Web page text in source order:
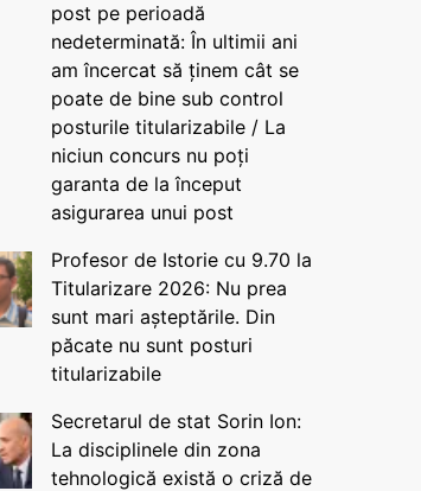
post pe perioadă
nedeterminată: În ultimii ani
am încercat să ținem cât se
poate de bine sub control
posturile titularizabile / La
niciun concurs nu poți
garanta de la început
asigurarea unui post
Profesor de Istorie cu 9.70 la
Titularizare 2026: Nu prea
sunt mari așteptările. Din
păcate nu sunt posturi
titularizabile
Secretarul de stat Sorin Ion:
La disciplinele din zona
tehnologică există o criză de